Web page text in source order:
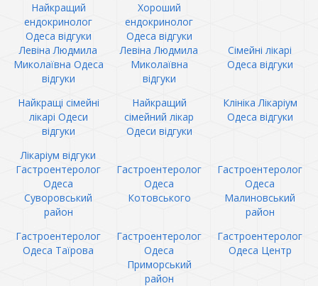
Найкращий
ендокринолог
Одеса відгуки
Хороший
ендокринолог
Одеса відгуки
Левіна Людмила
Миколаївна Одеса
відгуки
Левіна Людмила
Миколаївна
відгуки
Сімейні лікарі
Одеса відгуки
Найкращі сімейні
лікарі Одеси
відгуки
Найкращий
сімейний лікар
Одеси відгуки
Клініка Лікаріум
Одеса відгуки
Лікаріум відгуки
Гастроентеролог
Одеса
Суворовський
район
Гастроентеролог
Одеса
Котовського
Гастроентеролог
Одеса
Малиновський
район
Гастроентеролог
Одеса Таїрова
Гастроентеролог
Одеса
Приморський
район
Гастроентеролог
Одеса Центр